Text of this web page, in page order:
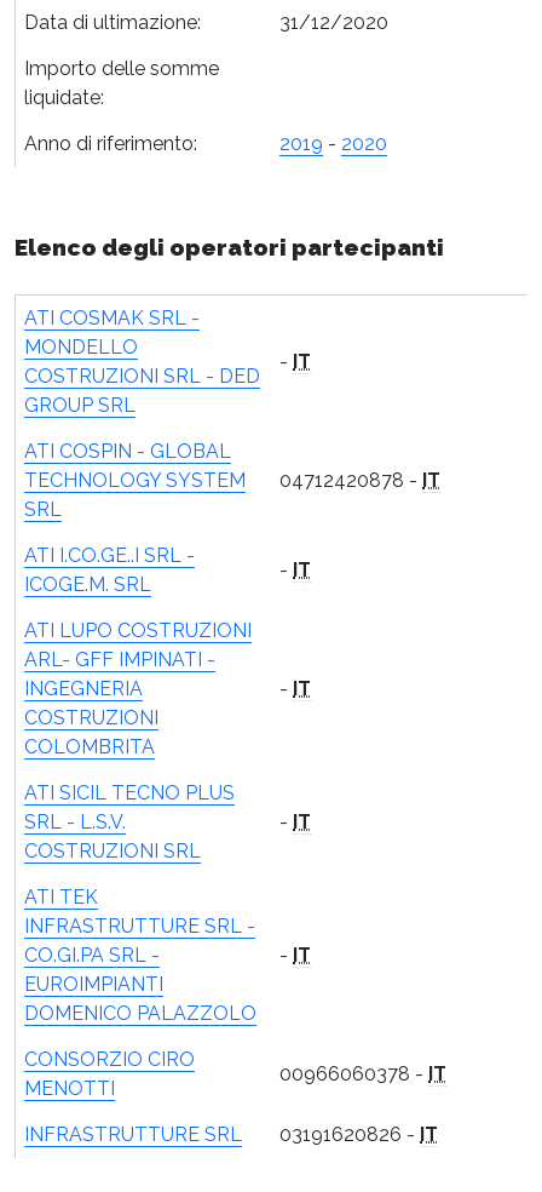
Data di ultimazione:
31/12/2020
Importo delle somme
liquidate:
Anno di riferimento:
2019 - 2020
Elenco degli operatori partecipanti
ATI COSMAK SRL -
MONDELLO
COSTRUZIONI SRL - DED
GROUP SRL
- IT
ATI COSPIN - GLOBAL
TECHNOLOGY SYSTEM
SRL
04712420878 - IT
ATI I.CO.GE..I SRL -
ICOGE.M. SRL
- IT
ATI LUPO COSTRUZIONI
ARL- GFF IMPINATI -
INGEGNERIA
COSTRUZIONI
COLOMBRITA
- IT
ATI SICIL TECNO PLUS
SRL - L.S.V.
COSTRUZIONI SRL
- IT
ATI TEK
INFRASTRUTTURE SRL -
CO.GI.PA SRL -
EUROIMPIANTI
DOMENICO PALAZZOLO
- IT
CONSORZIO CIRO
MENOTTI
00966060378 - IT
INFRASTRUTTURE SRL 03191620826 - IT